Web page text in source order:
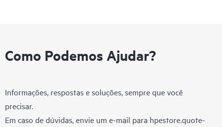
Como Podemos Ajudar?
Informações, respostas e soluções, sempre que você
precisar.
Em caso de dúvidas, envie um e-mail para hpestore.quote-